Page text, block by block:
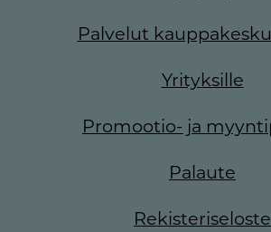
Palvelut
Yrityksille
Promootio- ja
Palaute
Rekisteriseloste